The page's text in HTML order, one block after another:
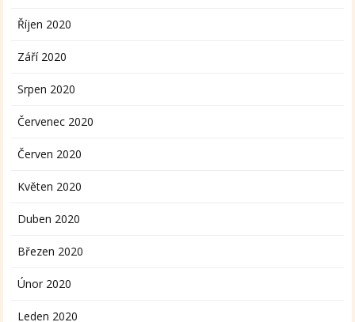
Říjen 2020
Září 2020
Srpen 2020
Červenec 2020
Červen 2020
Květen 2020
Duben 2020
Březen 2020
Únor 2020
Leden 2020